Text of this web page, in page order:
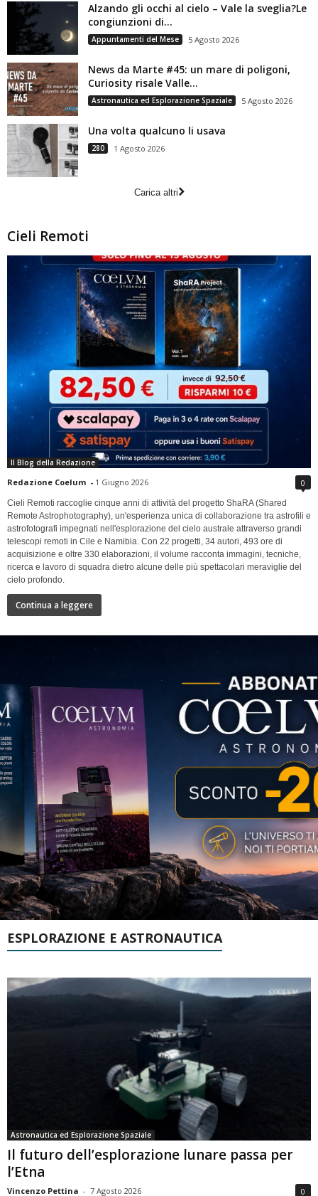
Alzando gli occhi al cielo – Vale la sveglia?Le
congiunzioni di...
Appuntamenti del Mese 5 Agosto 2026
News da Marte #45: un mare di poligoni,
Curiosity risale Valle...
Astronautica ed Esplorazione Spaziale 5 Agosto 2026
Una volta qualcuno li usava
280 1 Agosto 2026
Carica altri
Cieli Remoti
Il Blog della Redazione
Redazione Coelum - 1 Giugno 2026 0
Cieli Remoti raccoglie cinque anni di attività del progetto ShaRA (Shared
Remote Astrophotography), un'esperienza unica di collaborazione tra astrofili e
astrofotografi impegnati nell'esplorazione del cielo australe attraverso grandi
telescopi remoti in Cile e Namibia. Con 22 progetti, 34 autori, 493 ore di
acquisizione e oltre 330 elaborazioni, il volume racconta immagini, tecniche,
ricerca e lavoro di squadra dietro alcune delle più spettacolari meraviglie del
cielo profondo.
Continua a leggere
ESPLORAZIONE E ASTRONAUTICA
Astronautica ed Esplorazione Spaziale
Il futuro dell’esplorazione lunare passa per
l’Etna
Vincenzo Pettina - 7 Agosto 2026 0